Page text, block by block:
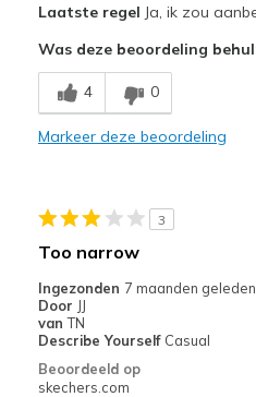
Comfortable
Stylish
View On Shoes
Shoes are
Laatste regel Ja, ik zou
Was deze beoordeling
4 0
Markeer deze beoordeling
3
Too narrow
Ingezonden 7 maanden geleden
Door JJ
van TN
Describe Yourself Casual
Beoordeeld op
skechers.com